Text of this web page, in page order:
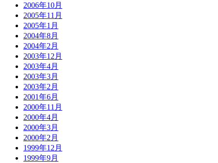
2006年10月
2005年11月
2005年1月
2004年8月
2004年2月
2003年12月
2003年4月
2003年3月
2003年2月
2001年6月
2000年11月
2000年4月
2000年3月
2000年2月
1999年12月
1999年9月